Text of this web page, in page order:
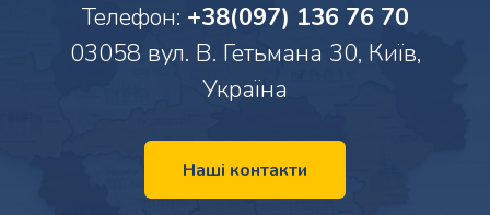
Телефон: +38(097) 136 76 70
03058 вул. В. Гетьмана 30, Київ,
Україна
Наші контакти